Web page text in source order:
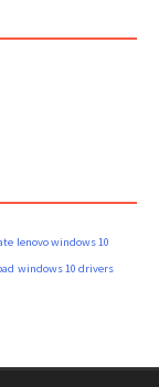
lenovo windows 10
windows 10 drivers